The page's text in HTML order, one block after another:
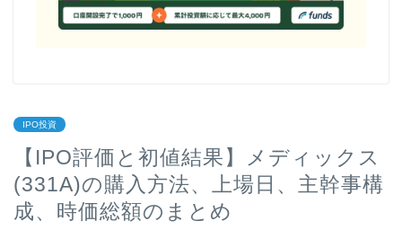
IPO投資
【IPO評価と初値結果】メディックス
(331A)の購入方法、上場日、主幹事構
成、時価総額のまとめ